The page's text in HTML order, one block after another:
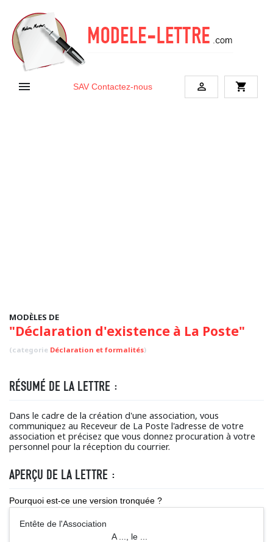
 SAV Contactez-nous  shopping_cart
MODÈLES DE
"Déclaration d'existence à La Poste"
(categorie Déclaration et formalités)
RÉSUMÉ DE LA LETTRE :
Dans le cadre de la création d'une association, vous
communiquez au Receveur de La Poste l'adresse de votre
association et précisez que vous donnez procuration à votre
personnel pour la réception du courrier.
APERÇU DE LA LETTRE :
Pourquoi est-ce une version tronquée ?
Entête de l'Association
A ..., le ...